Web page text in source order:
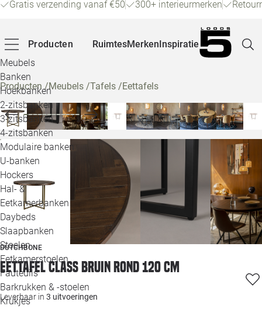
Gratis verzending vanaf €50 300+ interieurmerken
Producten
Meubels
Banken
Hoekbanken
2-zitsbanken
3-zitsbanken
4-zitsbanken
Modulaire banken
U-banken
Hockers
Hal- &
Eetkamerbanken
Daybeds
Slaapbanken
Stoelen
Eetkamerstoelen
Fauteuils
Barkrukken & -stoelen
Krukjes
RuimtesMerkenInspiratie
Producten/Meubels /Tafels /Eettafels
DUTCHBONE
Eettafel Class bruin rond 120 cm
Leverbaar in 3 uitvoeringen